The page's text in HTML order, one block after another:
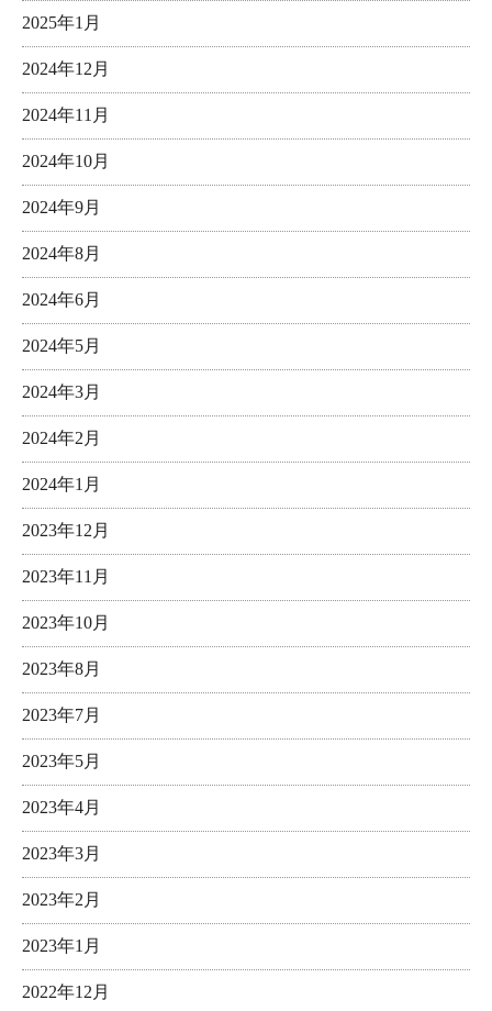
2025年1月
2024年12月
2024年11月
2024年10月
2024年9月
2024年8月
2024年6月
2024年5月
2024年3月
2024年2月
2024年1月
2023年12月
2023年11月
2023年10月
2023年8月
2023年7月
2023年5月
2023年4月
2023年3月
2023年2月
2023年1月
2022年12月